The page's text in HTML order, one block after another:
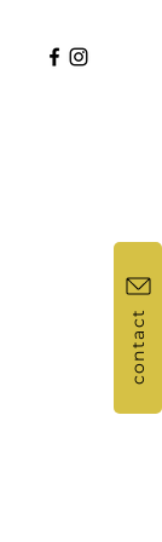
contact